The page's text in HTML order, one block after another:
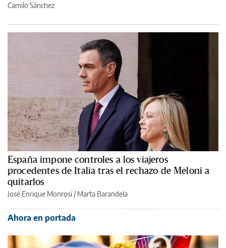
Camilo Sánchez
España impone controles a los viajeros
procedentes de Italia tras el rechazo de Meloni a
quitarlos
José Enrique Monrosi / Marta Barandela
Ahora en portada